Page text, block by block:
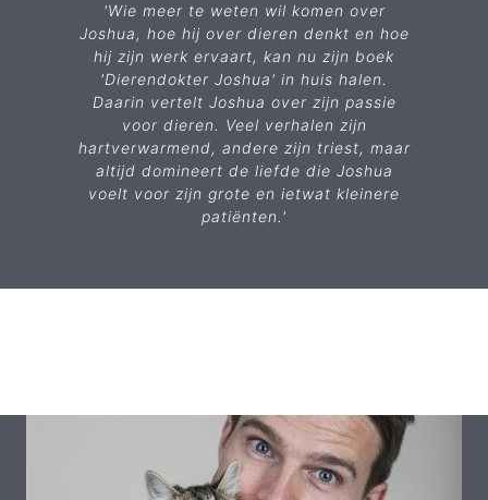
'Wie meer te weten wil komen over
Joshua, hoe hij over dieren denkt en hoe
hij zijn werk ervaart, kan nu zijn boek
'Dierendokter Joshua' in huis halen.
Daarin vertelt Joshua over zijn passie
voor dieren. Veel verhalen zijn
hartverwarmend, andere zijn triest, maar
altijd domineert de liefde die Joshua
voelt voor zijn grote en ietwat kleinere
patiënten.'